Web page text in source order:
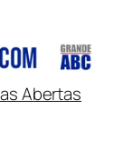
Abertas